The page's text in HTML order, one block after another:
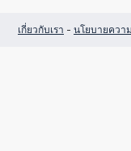
เกี่ยวกับเรา - นโยบายควา